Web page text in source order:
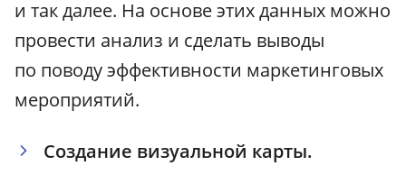
и так далее. На основе этих данных можно
провести анализ и сделать выводы
по поводу эффективности маркетинговых
мероприятий.
Создание визуальной карты.